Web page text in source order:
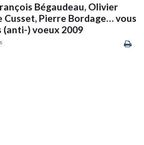
Bégaudeau, Olivier
Cusset, Pierre Bordage… vous
) voeux 2009